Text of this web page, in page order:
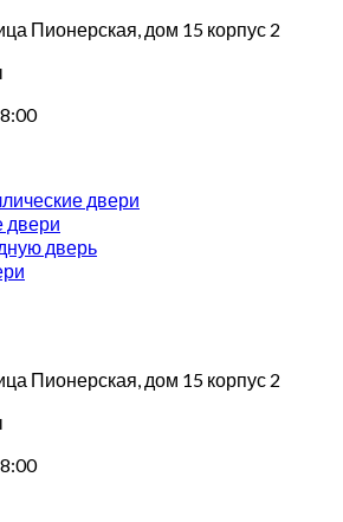
Пионерская, дом 15 корпус 2
двери
двери
дверь
Пионерская, дом 15 корпус 2